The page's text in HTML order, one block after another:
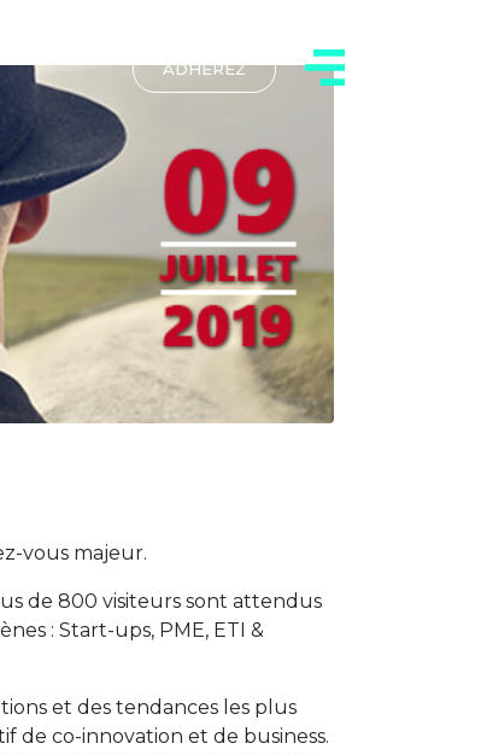
ADHÉREZ
vous majeur.
de 800 visiteurs sont attendus
: Start-ups, PME, ETI &
et des tendances les plus
de co-innovation et de business.